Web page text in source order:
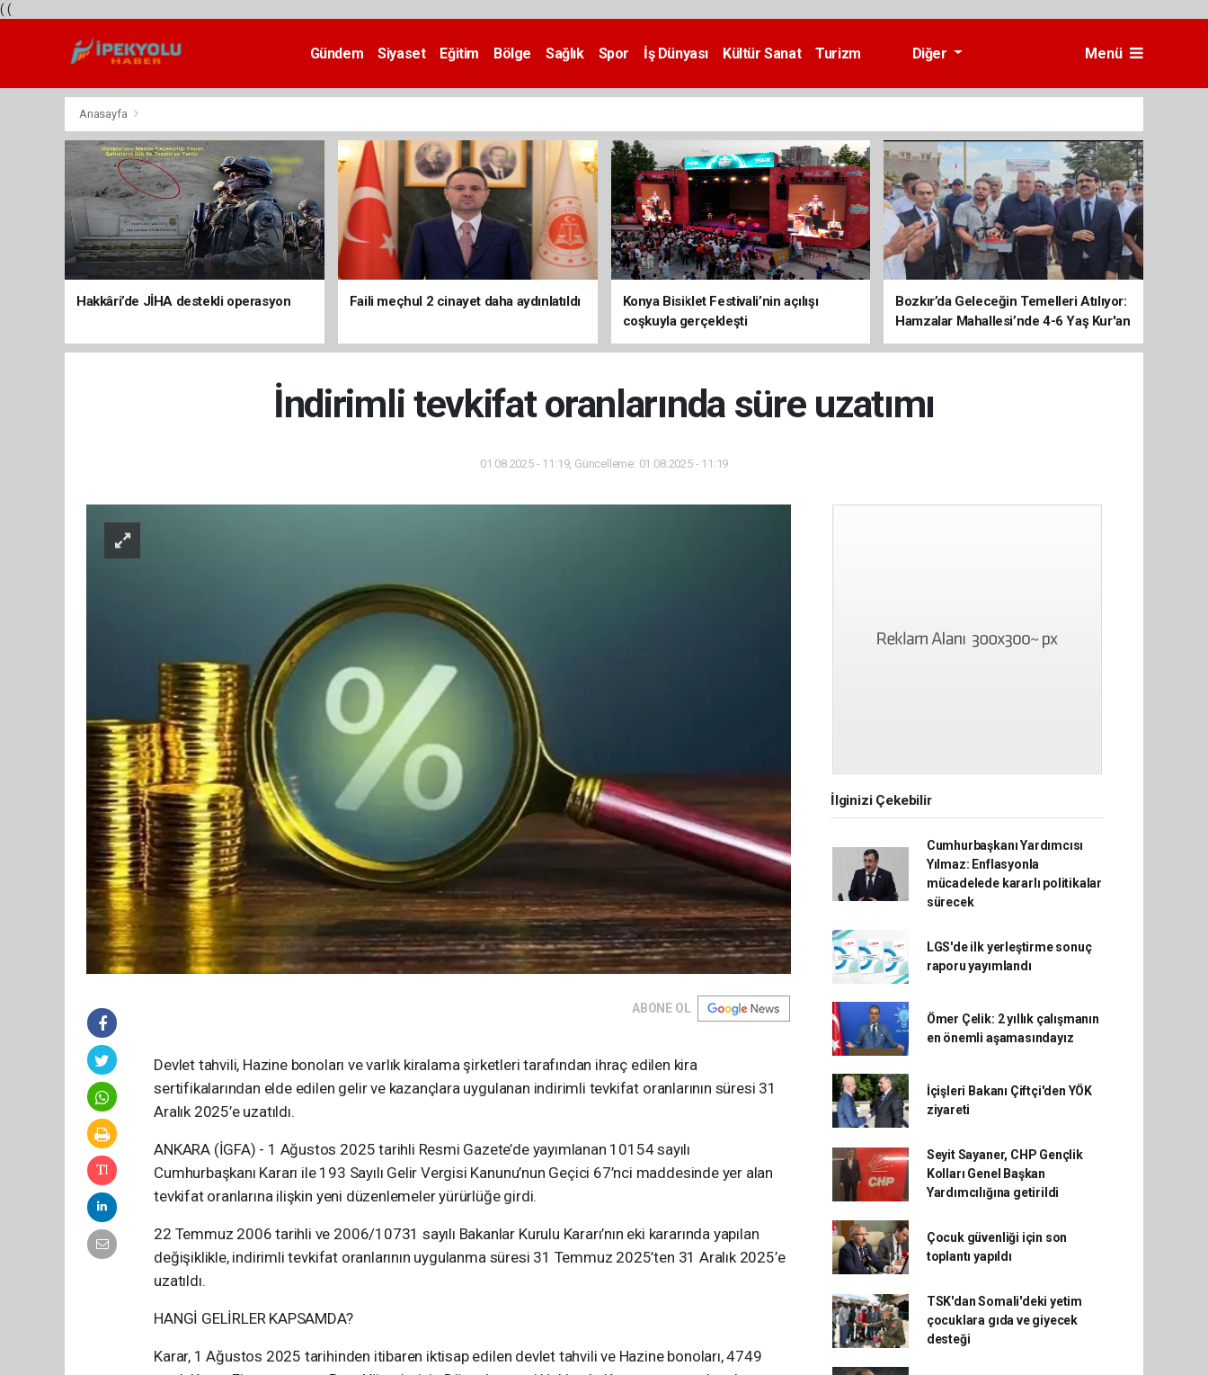
( (
Gündem Siyaset Eğitim Bölge Sağlık Spor İş Dünyası Kültür Sanat
Turizm
Diğer Menü
Anasayfa
Hakkâri’de JİHA destekli operasyon Faili meçhul 2 cinayet daha aydınlatıldı
Konya Bisiklet Festivali’nin açılışı
coşkuyla gerçekleşti
Bozkır’da Geleceğin Temelleri Atılıyor:
Hamzalar Mahallesi’nde 4-6 Yaş Kur'an
Kursu İnşaatı Başladı
İndirimli tevkifat oranlarında süre uzatımı
01.08.2025 - 11:19, Güncelleme: 01.08.2025 - 11:19
ABONE OL
Devlet tahvili, Hazine bonoları ve varlık kiralama şirketleri tarafından ihraç edilen kira
sertifikalarından elde edilen gelir ve kazançlara uygulanan indirimli tevkifat oranlarının süresi 31
Aralık 2025’e uzatıldı.
ANKARA (İGFA) - 1 Ağustos 2025 tarihli Resmi Gazete’de yayımlanan 10154 sayılı
Cumhurbaşkanı Kararı ile 193 Sayılı Gelir Vergisi Kanunu’nun Geçici 67’nci maddesinde yer alan
tevkifat oranlarına ilişkin yeni düzenlemeler yürürlüğe girdi.
22 Temmuz 2006 tarihli ve 2006/10731 sayılı Bakanlar Kurulu Kararı’nın eki kararında yapılan
değişiklikle, indirimli tevkifat oranlarının uygulanma süresi 31 Temmuz 2025’ten 31 Aralık 2025’e
uzatıldı.
HANGİ GELİRLER KAPSAMDA?
Karar, 1 Ağustos 2025 tarihinden itibaren iktisap edilen devlet tahvili ve Hazine bonoları, 4749
İlginizi Çekebilir
Cumhurbaşkanı Yardımcısı
Yılmaz: Enflasyonla
mücadelede kararlı politikalar
sürecek
LGS'de ilk yerleştirme sonuç
raporu yayımlandı
Ömer Çelik: 2 yıllık çalışmanın
en önemli aşamasındayız
İçişleri Bakanı Çiftçi'den YÖK
ziyareti
Seyit Sayaner, CHP Gençlik
Kolları Genel Başkan
Yardımcılığına getirildi
Çocuk güvenliği için son
toplantı yapıldı
TSK'dan Somali'deki yetim
çocuklara gıda ve giyecek
desteği